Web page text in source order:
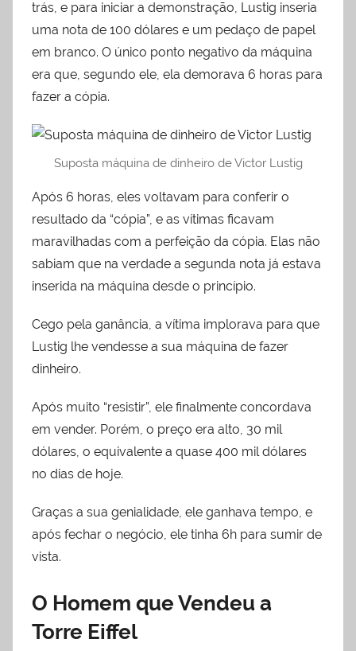
trás, e para iniciar a demonstração, Lustig inseria
uma nota de 100 dólares e um pedaço de papel
em branco. O único ponto negativo da máquina
era que, segundo ele, ela demorava 6 horas para
fazer a cópia.
Suposta máquina de dinheiro de Victor Lustig
Após 6 horas, eles voltavam para conferir o
resultado da “cópia”, e as vítimas ficavam
maravilhadas com a perfeição da cópia. Elas não
sabiam que na verdade a segunda nota já estava
inserida na máquina desde o princípio.
Cego pela ganância, a vítima implorava para que
Lustig lhe vendesse a sua máquina de fazer
dinheiro.
Após muito “resistir”, ele finalmente concordava
em vender. Porém, o preço era alto, 30 mil
dólares, o equivalente a quase 400 mil dólares
no dias de hoje.
Graças a sua genialidade, ele ganhava tempo, e
após fechar o negócio, ele tinha 6h para sumir de
vista.
O Homem que Vendeu a
Torre Eiffel